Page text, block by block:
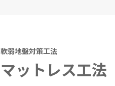
軟弱地盤対策工法
マットレス工法